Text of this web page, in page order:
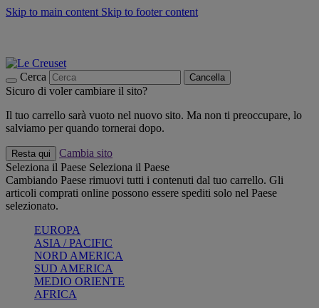
Skip to main content Skip to footer content
Cerca Cancella
Sicuro di voler cambiare il sito?
Il tuo carrello sarà vuoto nel nuovo sito. Ma non ti preoccupare, lo
salviamo per quando tornerai dopo.
Resta qui
Cambia sito
Seleziona il Paese Seleziona il Paese
Cambiando Paese rimuovi tutti i contenuti dal tuo carrello. Gli
articoli comprati online possono essere spediti solo nel Paese
selezionato.
EUROPA
ASIA / PACIFIC
NORD AMERICA
SUD AMERICA
MEDIO ORIENTE
AFRICA